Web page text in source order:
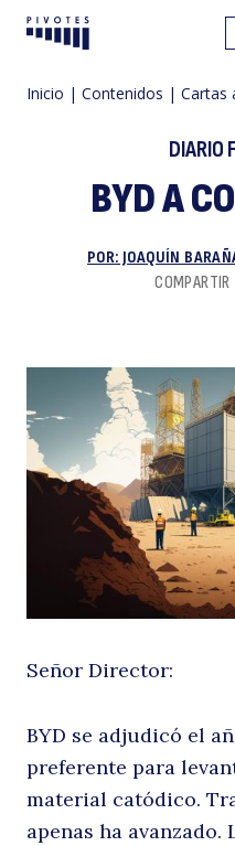
Pivotes
Inicio | Contenidos | Cartas
DIARIO
BYD A
POR: JOAQUÍN
COMPARTIR
Señor Director:
BYD se adjudicó el
preferente para
material catódico.
apenas ha